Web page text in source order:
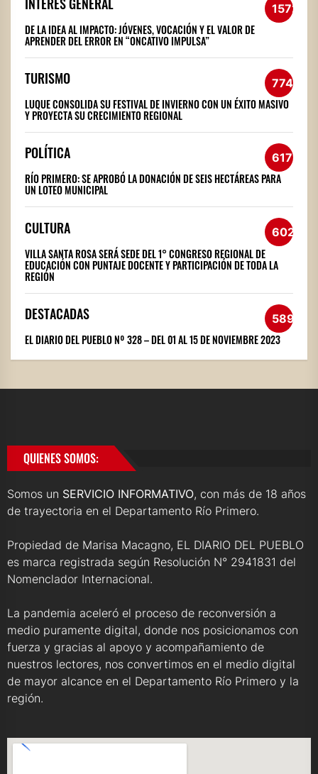
1572
DE LA IDEA AL IMPACTO: JÓVENES, VOCACIÓN Y EL VALOR DE
APRENDER DEL ERROR EN “ONCATIVO IMPULSA”
TURISMO 774
LUQUE CONSOLIDA SU FESTIVAL DE INVIERNO CON UN ÉXITO MASIVO
Y PROYECTA SU CRECIMIENTO REGIONAL
POLÍTICA 617
RÍO PRIMERO: SE APROBÓ LA DONACIÓN DE SEIS HECTÁREAS PARA
UN LOTEO MUNICIPAL
CULTURA 602
VILLA SANTA ROSA SERÁ SEDE DEL 1° CONGRESO REGIONAL DE
EDUCACIÓN CON PUNTAJE DOCENTE Y PARTICIPACIÓN DE TODA LA
REGIÓN
DESTACADAS 589
EL DIARIO DEL PUEBLO Nº 328 – DEL 01 AL 15 DE NOVIEMBRE 2023
QUIENES SOMOS:
Somos un SERVICIO INFORMATIVO, con más de 18 años
de trayectoria en el Departamento Río Primero.
Propiedad de Marisa Macagno, EL DIARIO DEL PUEBLO
es marca registrada según Resolución N° 2941831 del
Nomenclador Internacional.
La pandemia aceleró el proceso de reconversión a
medio puramente digital, donde nos posicionamos con
fuerza y gracias al apoyo y acompañamiento de
nuestros lectores, nos convertimos en el medio digital
de mayor alcance en el Departamento Río Primero y la
región.